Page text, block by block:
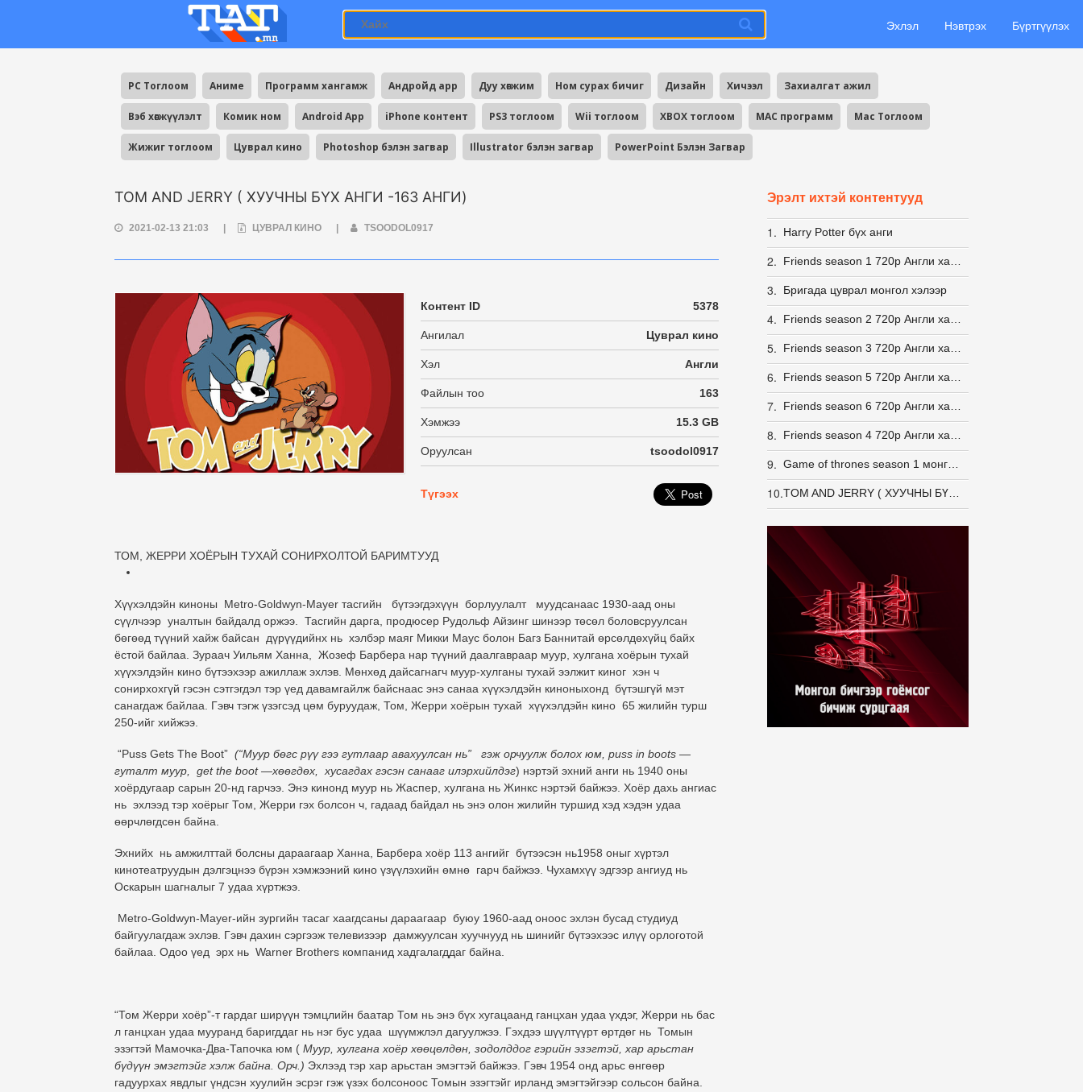
Эхлэл Нэвтрэх Бүртгүүлэх
PC Тоглоом Аниме Программ хангамж Андройд app Дуу хөгжим Ном сурах бичиг Дизайн Хичээл Захиалгат ажил
Вэб хөгжүүлэлт Комик ном Android App iPhone контент PS3 тоглоом Wii тоглоом XBOX тоглоом MAC программ Mac Тоглоом
Жижиг тоглоом Цуврал кино Photoshop бэлэн загвар Illustrator бэлэн загвар PowerPoint Бэлэн Загвар
TOM AND JERRY ( ХУУЧНЫ БҮХ АНГИ -163 АНГИ)
2021-02-13 21:03 ЦУВРАЛ КИНО TSOODOL0917
Контент ID 5378
Ангилал Цуврал кино
Хэл Англи
Файлын тоо 163
Хэмжээ 15.3 GB
Оруулсан tsoodol0917
Түгээх
ТОМ, ЖЕРРИ ХОЁРЫН ТУХАЙ СОНИРХОЛТОЙ БАРИМТУУД
Хүүхэлдэйн киноны Metro-Goldwyn-Mayer тасгийн бүтээгдэхүүн борлуулалт муудсанаас 1930-аад оны
сүүлчээр уналтын байдалд оржээ. Тасгийн дарга, продюсер Рудольф Айзинг шинээр төсөл боловсруулсан
бөгөөд түүний хайж байсан дүрүүдийнх нь хэлбэр маяг Микки Маус болон Багз Баннитай өрсөлдөхүйц байх
ёстой байлаа. Зураач Уильям Ханна, Жозеф Барбера нар түүний даалгавраар муур, хулгана хоёрын тухай
хүүхэлдэйн кино бүтээхээр ажиллаж эхлэв. Мөнхөд дайсагнагч муур-хулганы тухай ээлжит киног хэн ч
сонирхохгүй гэсэн сэтгэгдэл тэр үед давамгайлж байснаас энэ санаа хүүхэлдэйн киноныхонд бүтэшгүй мэт
санагдаж байлаа. Гэвч тэгж үзэгсэд цөм буруудаж, Том, Жерри хоёрын тухай хүүхэлдэйн кино 65 жилийн турш
250-ийг хийжээ.
“Puss Gets The Bооt” (“Муур бөгс рүү гээ гутлаар авахуулсан нь” гэж орчуулж болох юм, puss in bооts —
гуталт муур, get the bооt —хөөгдөх, хусагдах гэсэн санааг илэрхийлдэг) нэртэй эхний анги нь 1940 оны
хоёрдугаар сарын 20-нд гарчээ. Энэ кинонд муур нь Жаспер, хулгана нь Жинкс нэртэй байжээ. Хоёр дахь ангиас
нь эхлээд тэр хоёрыг Том, Жерри гэх болсон ч, гадаад байдал нь энэ олон жилийн туршид хэд хэдэн удаа
өөрчлөгдсөн байна.
Эхнийх нь амжилттай болсны дараагаар Ханна, Барбера хоёр 113 ангийг бүтээсэн нь1958 оныг хүртэл
кинотеатруудын дэлгэцнээ бүрэн хэмжээний кино үзүүлэхийн өмнө гарч байжээ. Чухамхүү эдгээр ангиуд нь
Оскарын шагналыг 7 удаа хүртжээ.
Metro-Goldwyn-Mayer-ийн зургийн тасаг хаагдсаны дараагаар буюу 1960-аад оноос эхлэн бусад студиуд
байгуулагдаж эхлэв. Гэвч дахин сэргээж телевизээр дамжуулсан хуучнууд нь шинийг бүтээхээс илүү орлоготой
байлаа. Одоо үед эрх нь Warner Brothers компанид хадгалагддаг байна.
“Том Жерри хоёр”-т гардаг ширүүн тэмцлийн баатар Том нь энэ бүх хугацаанд ганцхан удаа үхдэг, Жерри нь бас
л ганцхан удаа мууранд баригддаг нь нэг бус удаа шүүмжлэл дагуулжээ. Гэхдээ шүүлтүүрт өртдөг нь Томын
эзэгтэй Мамочка-Два-Тапочка юм ( Муур, хулгана хоёр хөөцөлдөн, зодолддог гэрийн эзэгтэй, хар арьстан
бүдүүн эмэгтэйг хэлж байна. Орч.) Эхлээд тэр хар арьстан эмэгтэй байжээ. Гэвч 1954 онд арьс өнгөөр
гадуурхах явдлыг үндсэн хуулийн эсрэг гэж үзэх болсоноос Томын эзэгтэйг ирланд эмэгтэйгээр сольсон байна.
Эрэлт ихтэй контентууд
1. Harry Potter бүх анги
2.
3. Бригада цуврал монгол хэлээр
4.
5.
6.
7.
8.
9.
10.